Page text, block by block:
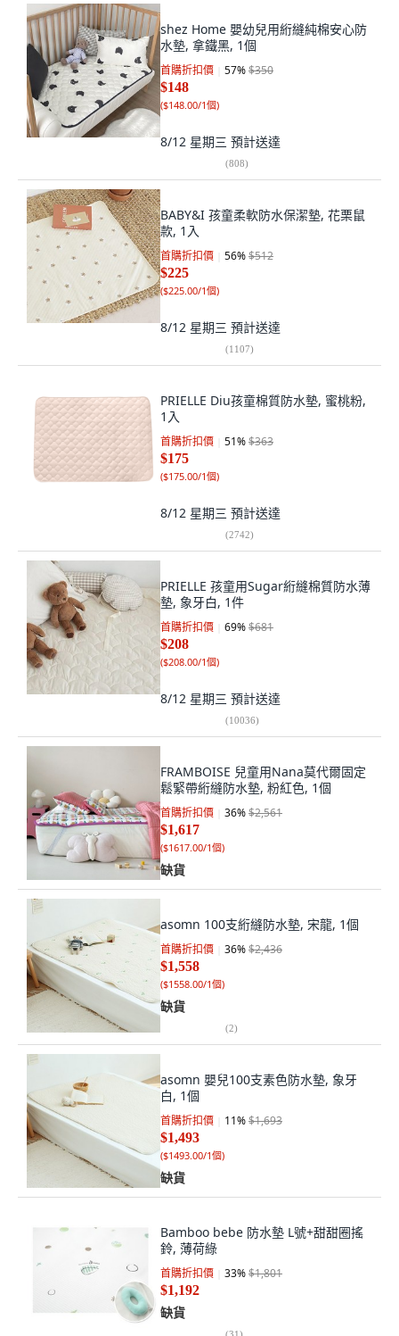
shez Home 嬰幼兒用絎縫純棉安心防
水墊, 拿鐵黑, 1個
首購折扣價 57%$350
$148
($148.00/1個)
8/12 星期三 預計送達
(808)
BABY&I 孩童柔軟防水保潔墊, 花栗鼠
款, 1入
首購折扣價 56%$512
$225
($225.00/1個)
8/12 星期三 預計送達
(1107)
PRIELLE Diu孩童棉質防水墊, 蜜桃粉,
1入
首購折扣價 51%$363
$175
($175.00/1個)
8/12 星期三 預計送達
(2742)
PRIELLE 孩童用Sugar絎縫棉質防水薄
墊, 象牙白, 1件
首購折扣價 69%$681
$208
($208.00/1個)
8/12 星期三 預計送達
(10036)
FRAMBOISE 兒童用Nana莫代爾固定
鬆緊帶絎縫防水墊, 粉紅色, 1個
首購折扣價 36%$2,561
$1,617
($1617.00/1個)
缺貨
asomn 100支絎縫防水墊, 宋龍, 1個
首購折扣價 36%$2,436
$1,558
($1558.00/1個)
缺貨
(2)
asomn 嬰兒100支素色防水墊, 象牙
白, 1個
首購折扣價 11%$1,693
$1,493
($1493.00/1個)
缺貨
Bamboo bebe 防水墊 L號+甜甜圈搖
鈴, 薄荷綠
首購折扣價 33%$1,801
$1,192
缺貨
(31)